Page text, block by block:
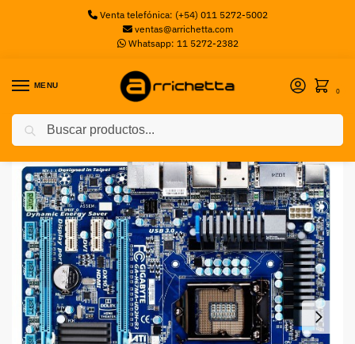
Venta telefónica: (+54) 011 5272-5002
ventas@arrichetta.com
Whatsapp: 11 5272-2382
MENU
0
Inicio Motherboards Intel / MB GIGABYTE S1155 GA-H67MA-UD2H-B3 SANDY BRIDGE GIGABYTE